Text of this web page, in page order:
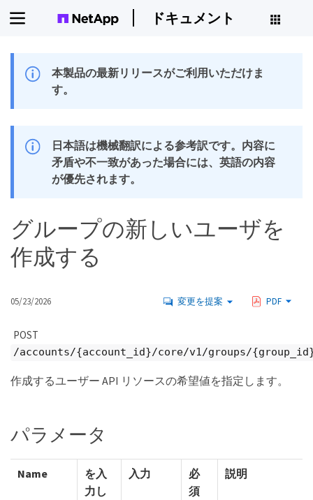
ドキュメント
本製品の最新リリースがご利用いただけま
す。
日本語は機械翻訳による参考訳です。内容に
矛盾や不一致があった場合には、英語の内容
が優先されます。
グループの新しいユーザを
作成する
05/23/2026 変更を提案 PDF
POST
/accounts/{account_id}/core/v1/groups/
作成するユーザー API リソースの希望値を指定します。
パラメータ
Name
を入
力し
入力
必
須
説明